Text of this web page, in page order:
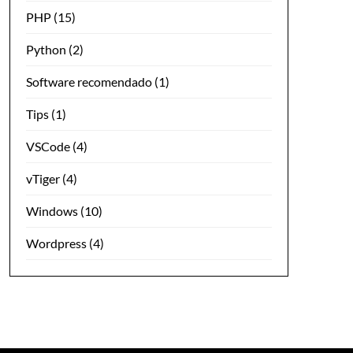
PHP(15)
Python (2)
Software recomendado(1)
Tips(1)
VSCode(4)
vTiger(4)
Windows(10)
Wordpress(4)